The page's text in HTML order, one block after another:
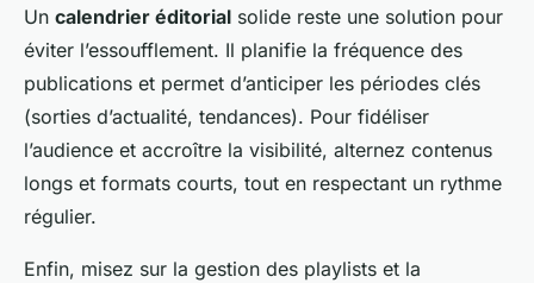
Un calendrier éditorial solide reste une solution pour
éviter l’essoufflement. Il planifie la fréquence des
publications et permet d’anticiper les périodes clés
(sorties d’actualité, tendances). Pour fidéliser
l’audience et accroître la visibilité, alternez contenus
longs et formats courts, tout en respectant un rythme
régulier.
Enfin, misez sur la gestion des playlists et la